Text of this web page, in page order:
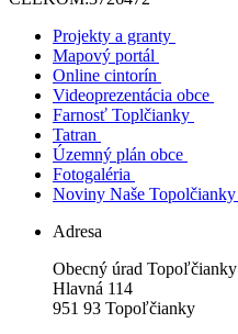
Projekty a granty
Mapový portál
Online cintorín
Videoprezentácia obce
Farnosť Toplčianky
Tatran
Územný plán obce
Fotogaléria
Noviny Naše Topolčianky
Adresa
Obecný úrad Topoľčianky
Hlavná 114
951 93 Topoľčianky